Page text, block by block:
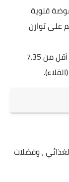
قلوية
ويحافظ الجسم على توازن
يُعتبر الدم حمضياً إذا كان الرقم الهيدروجيني أقل من 7.35
، وفضلات